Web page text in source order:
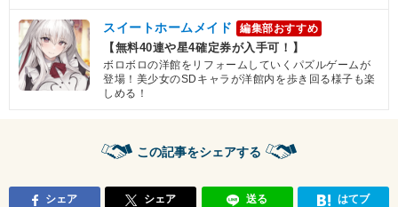
スイートホームメイド 編集部おすすめ
【無料40連や星4確定券が入手可！】
ボロボロの洋館をリフォームしていくパズルゲームが
登場！美少女のSDキャラが洋館内を歩き回る様子も楽
しめる！
この記事をシェアする
シェア シェア 送る はてブ